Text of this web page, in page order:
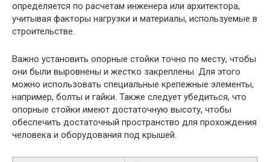
определяется по расчетам инженера или архитектора,
учитывая факторы нагрузки и материалы, используемые в
строительстве.
Важно установить опорные стойки точно по месту, чтобы
они были выровнены и жестко закреплены. Для этого
можно использовать специальные крепежные элементы,
например, болты и гайки. Также следует убедиться, что
опорные стойки имеют достаточную высоту, чтобы
обеспечить достаточный пространство для прохождения
человека и оборудования под крышей.